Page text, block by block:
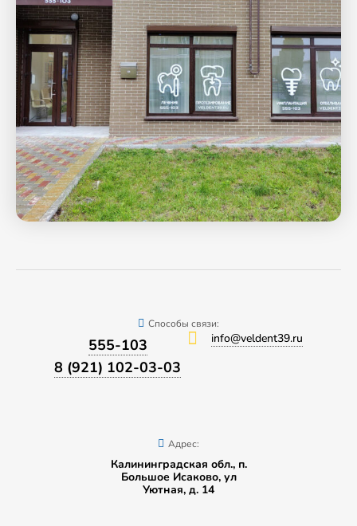
Способы связи:
555-103
8 (921) 102-03-03
info@veldent39.ru
Адрес:
Калининградская обл., п.
Большое Исаково, ул
Уютная, д. 14